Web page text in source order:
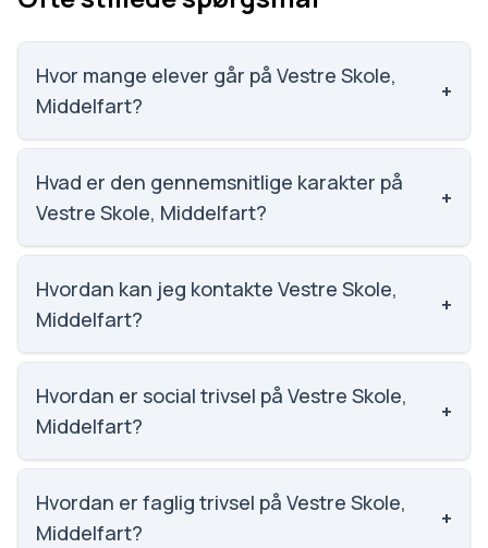
Hvor mange elever går på Vestre Skole,
Middelfart?
+
Vestre Skole, Middelfart har 243 elever, hvilket gør
den til nummer 1059 ud af 3143 skoler.
Hvad er den gennemsnitlige karakter på
Vestre Skole, Middelfart?
+
Karaktergennemsnittet på Vestre Skole, Middelfart
er 5.4, nummer 1463 ud af 3143 skoler.
Hvordan kan jeg kontakte Vestre Skole,
Middelfart?
+
Email: vestreskole@middelfart.dk. Telefon: 8888
5700. Adresse: Vestre Skole Søndergade 41, 5500
Middelfart. Skoleleder: Klaus Andreasen.
Hvordan er social trivsel på Vestre Skole,
Middelfart?
+
Social trivsel på Vestre Skole, Middelfart er 3.8 ud af
5, nummer 1261 ud af 3143 skoler. Scoren er baseret
på elevernes egne besvarelser.
Hvordan er faglig trivsel på Vestre Skole,
Middelfart?
+